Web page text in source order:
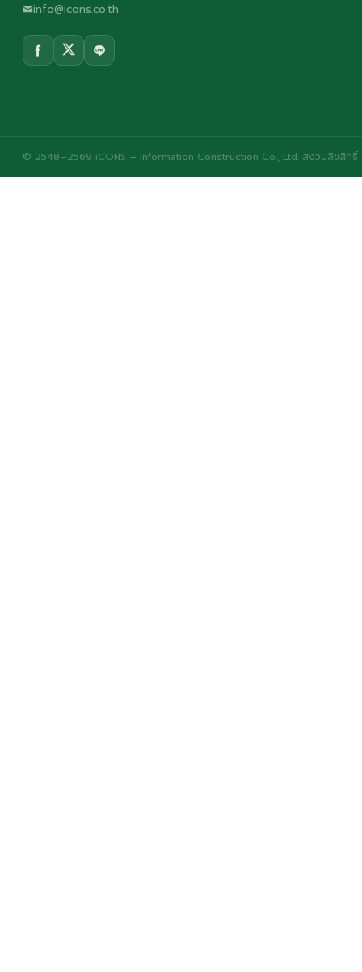
info@icons.co.th
© 2548–2569 iCONS – Information Construction Co., Ltd. สงวนลิขสิทธิ์